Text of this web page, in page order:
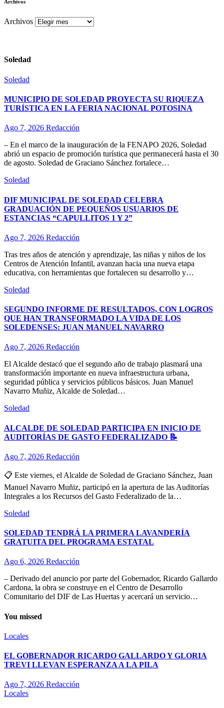
Archivos
Archivos
Soledad
Soledad
MUNICIPIO DE SOLEDAD PROYECTA SU RIQUEZA
TURÍSTICA EN LA FERIA NACIONAL POTOSINA
Ago 7, 2026 Redacción
– En el marco de la inauguración de la FENAPO 2026, Soledad
abrió un espacio de promoción turística que permanecerá hasta el 30
de agosto. Soledad de Graciano Sánchez fortalece…
Soledad
DIF MUNICIPAL DE SOLEDAD CELEBRA
GRADUACIÓN DE PEQUEÑOS USUARIOS DE
ESTANCIAS “CAPULLITOS 1 Y 2”
Ago 7, 2026 Redacción
Tras tres años de atención y aprendizaje, las niñas y niños de los
Centros de Atención Infantil, avanzan hacia una nueva etapa
educativa, con herramientas que fortalecen su desarrollo y…
Soledad
SEGUNDO INFORME DE RESULTADOS, CON LOGROS
QUE HAN TRANSFORMADO LA VIDA DE LOS
SOLEDENSES: JUAN MANUEL NAVARRO
Ago 7, 2026 Redacción
El Alcalde destacó que el segundo año de trabajo plasmará una
transformación importante en nueva infraestructura urbana,
seguridad pública y servicios públicos básicos. Juan Manuel
Navarro Muñiz, Alcalde de Soledad…
Soledad
ALCALDE DE SOLEDAD PARTICIPA EN INICIO DE
AUDITORÍAS DE GASTO FEDERALIZADO 📝
Ago 7, 2026 Redacción
📋 Este viernes, el Alcalde de Soledad de Graciano Sánchez, Juan
Manuel Navarro Muñiz, participó en la apertura de las Auditorías
Integrales a los Recursos del Gasto Federalizado de la…
Soledad
SOLEDAD TENDRÁ LA PRIMERA LAVANDERÍA
GRATUITA DEL PROGRAMA ESTATAL
Ago 6, 2026 Redacción
– Derivado del anuncio por parte del Gobernador, Ricardo Gallardo
Cardona, la obra se construye en el Centro de Desarrollo
Comunitario del DIF de Las Huertas y acercará un servicio…
You missed
Locales
EL GOBERNADOR RICARDO GALLARDO Y GLORIA
TREVI LLEVAN ESPERANZA A LA PILA
Ago 7, 2026 Redacción
Locales